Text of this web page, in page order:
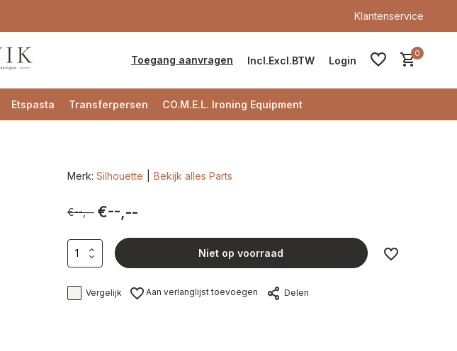
Klantenservice
Toegang aanvragen Incl.Excl.BTW Login
0
Etspasta Transferpersen CO.M.E.L. Ironing Equipment
Merk: Silhouette Bekijk alles Parts
€--,-- €--,--
Niet op voorraad
Vergelijk Aan verlanglijst toevoegen Delen